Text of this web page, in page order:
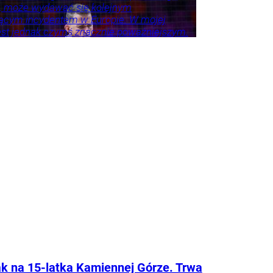
może wydawać się kolejnym
incydentem w Europie. W mojej
jednak czymś znacznie poważniejszym.
na 15-latka Kamiennej Górze. Trwa